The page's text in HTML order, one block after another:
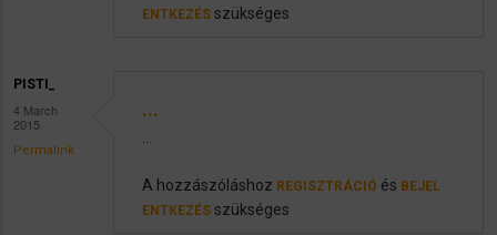
ENTKEZÉS szükséges
PISTI_
4 March
2015
Permalink
...
...
A hozzászóláshoz REGISZTRÁCIÓ és BEJEL
ENTKEZÉS szükséges